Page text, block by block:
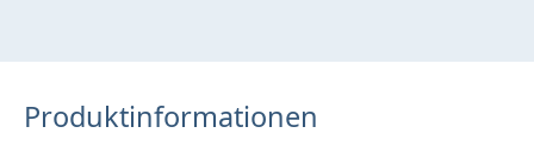
Produktinformationen